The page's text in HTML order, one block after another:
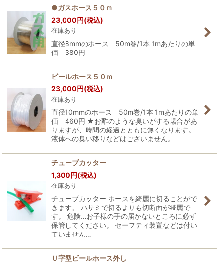
●ガスホース５０ｍ
23,000円(税込)
在庫あり
直径8mmのホース 50m巻/1本 1mあたりの単
価 380円
ビールホース５０ｍ
23,000円(税込)
在庫あり
直径10mmのホース 50m巻/1本 1mあたりの単
価 460円 ★お酢のような臭いがする場合があ
りますが、時間の経過とともに無くなります。
液体への臭い移りなどはございません。
チューブカッター
1,300円(税込)
在庫あり
チューブカッター ホースを綺麗に切ることがで
きます。 ハサミで切るよりも切断面が綺麗で
す。 危険…お子様の手の届かないところに必ず
保管してください。 セーフティ装置などは付い
ていません…
Ｕ字型ビールホース外し